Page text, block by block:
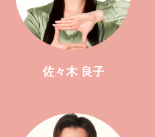
佐々木 良子